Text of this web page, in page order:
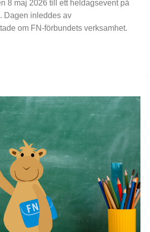
8 maj 2026 till ett heldagsevent på
Dagen inleddes av
om FN-förbundets verksamhet.